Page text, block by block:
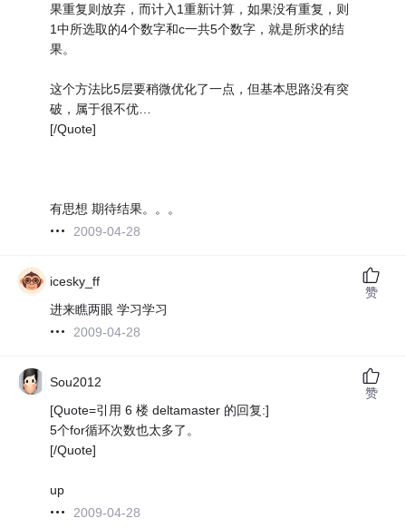
果重复则放弃，而计入1重新计算，如果没有重复，则
1中所选取的4个数字和c一共5个数字，就是所求的结
果。
这个方法比5层要稍微优化了一点，但基本思路没有突
破，属于很不优…
[/Quote]
有思想 期待结果。。。
2009-04-28
icesky_ff
进来瞧两眼 学习学习
2009-04-28
赞
Sou2012
[Quote=引用 6 楼 deltamaster 的回复:]
5个for循环次数也太多了。
[/Quote]
up
2009-04-28
赞